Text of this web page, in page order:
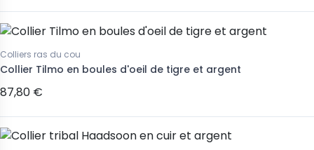
Colliers ras du cou
Collier Tilmo en boules d'oeil de tigre et argent
87,80 €